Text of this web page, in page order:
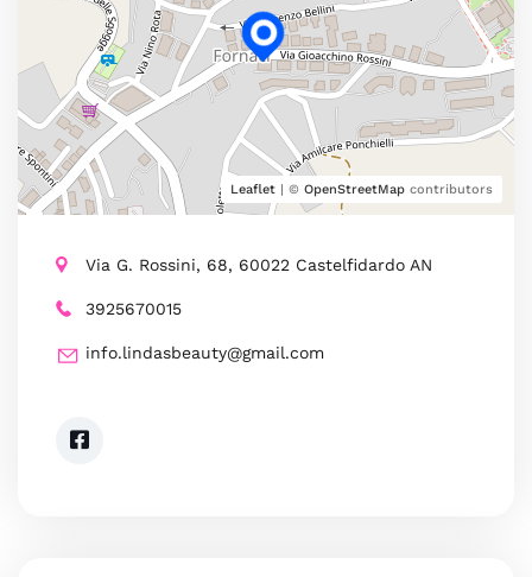
Leaflet | © OpenStreetMap contributors
Via G. Rossini, 68, 60022 Castelfidardo AN
3925670015
info.lindasbeauty@gmail.com